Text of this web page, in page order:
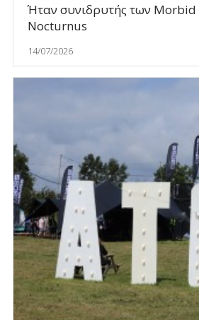
Ήταν συνιδρυτής των Morbid
Nocturnus
14/07/2026